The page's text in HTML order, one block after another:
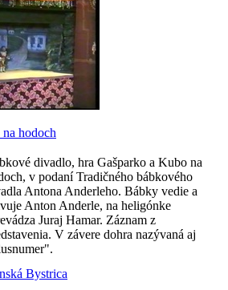
hodoch
divadlo, hra Gašparko a Kubo na
v podaní Tradičného bábkového
Antona Anderleho. Bábky vedie a
Anton Anderle, na heligónke
Juraj Hamar. Záznam z
V závere dohra nazývaná aj
Bystrica